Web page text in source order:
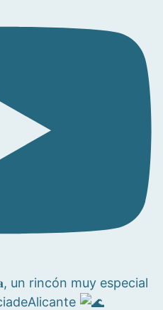
un rincón muy especial